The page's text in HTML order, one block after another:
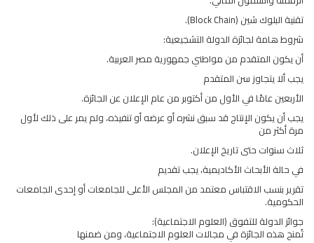
تقنية البلوك شين (Block Chain).
شروط هامة لجائزة الدولة التشجيعية:
أن يكون المتقدم من مواطني جمهورية مصر العربية.
يجب ألا يتجاوز سن المتقدم
الأربعين عامًا في الأول من أكتوبر من عام الإعلان عن الجائزة.
يجب أن يكون الإنتاج قد سبق نشره أو عرضه أو تنفيذه، ولم يمر على ذلك لأول
مرة أكثر من
ثلاث سنوات حتى تاريخ الإعلان.
في حالة الأبحاث الأكاديمية، يجب تقديم
تقرير بنسب الاقتباس معتمد من المجلس الأعلى للجامعات أو إحدى الجامعات
الحكومية.
جوائز الدولة للتفوق (العلوم الاجتماعية):
تُمنح هذه الجائزة في مجالات العلوم الاجتماعية، ومن ضمنها